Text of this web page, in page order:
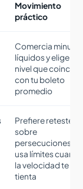
Movimiento
práctico
Comercia
líquidos y elige un
nivel que coincida
con tu boleto
promedio
Prefiere retesteos
sobre
persecuciones y
usa límites
la velocidad te
tienta